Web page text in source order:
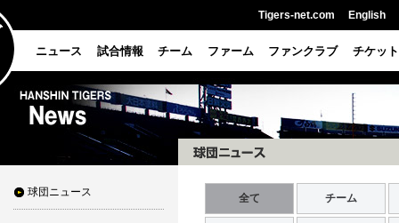
Tigers-net.com English
ニュース 試合情報 チーム ファーム ファンクラブ チケット
球団ニュース 全て チーム